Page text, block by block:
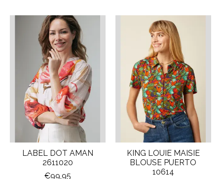
LABEL DOT AMAN
2611020
€99,95
KING LOUIE MAISIE
BLOUSE PUERTO
10614